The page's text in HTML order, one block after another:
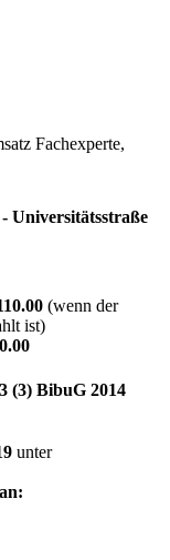
Fachexperte,
Universitätsstraße
(wenn der
ist)
(3) BibuG 2014
unter